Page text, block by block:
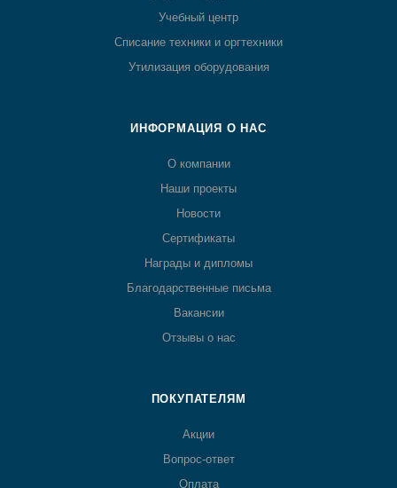
Учебный центр
Списание техники и оргтехники
Утилизация оборудования
ИНФОРМАЦИЯ О НАС
О компании
Наши проекты
Новости
Сертификаты
Награды и дипломы
Благодарственные письма
Вакансии
Отзывы о нас
ПОКУПАТЕЛЯМ
Акции
Вопрос-ответ
Оплата